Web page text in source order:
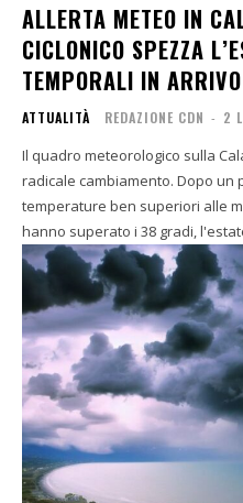
ALLERTA METEO IN
CICLONICO SPEZZA
TEMPORALI IN ARRIVO
ATTUALITÀ REDAZIONE CDN - 2
Il quadro meteorologico sulla
radicale cambiamento. Dopo
temperature ben superiori alle
hanno superato i 38 gradi,